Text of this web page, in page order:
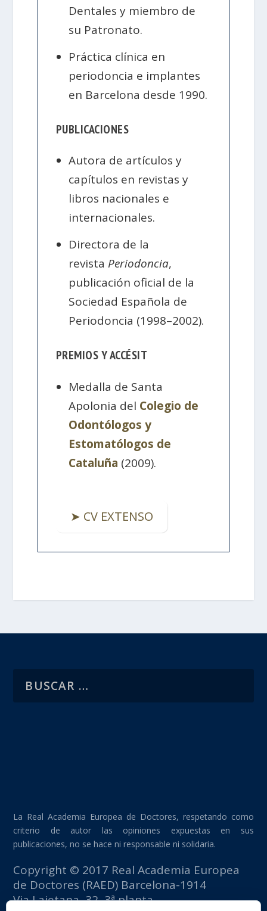
Dentales y miembro de
su Patronato.
Práctica clínica en
periodoncia e implantes
en Barcelona desde 1990.
PUBLICACIONES
Autora de artículos y
capítulos en revistas y
libros nacionales e
internacionales.
Directora de la
revista Periodoncia,
publicación oficial de la
Sociedad Española de
Periodoncia (1998–2002).
PREMIOS Y ACCÉSIT
Medalla de Santa
Apolonia del Colegio de
Odontólogos y
Estomatólogos de
Cataluña (2009).
➤ CV EXTENSO
La Real Academia Europea de Doctores, respetando como
criterio de autor las opiniones expuestas en sus
publicaciones, no se hace ni responsable ni solidaria.
Copyright © 2017 Real Academia Europea
de Doctores (RAED) Barcelona-1914
Via Laietana, 32, 3ª planta